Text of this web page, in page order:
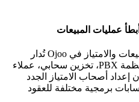
أبطأ عمليات المبيعات
قبل OneSuite، كانت عمليات المبيعات والامتياز في Ojoo تُدار
باستخدام عدة أدوات منفصلة—أنظمة PBX، تخزين سحابي، عملاء
إعداد أصحاب الامتياز الجدد
برمجية مختلفة للعقود